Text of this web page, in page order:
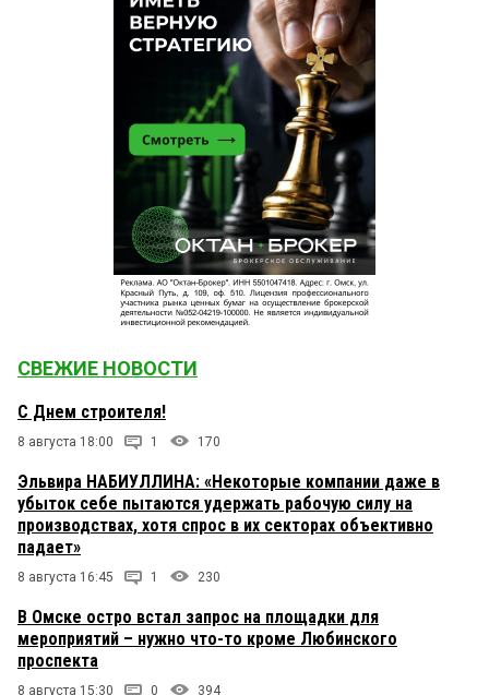
СВЕЖИЕ НОВОСТИ
С Днем строителя!
8 августа 18:00 1 170
Эльвира НАБИУЛЛИНА: «Некоторые компании даже в
убыток себе пытаются удержать рабочую силу на
производствах, хотя спрос в их секторах объективно
падает»
8 августа 16:45 1 230
В Омске остро встал запрос на площадки для
мероприятий – нужно что-то кроме Любинского
проспекта
8 августа 15:30 0 394